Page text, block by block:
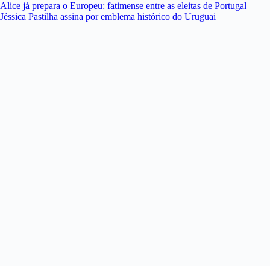
Alice já prepara o Europeu: fatimense entre as eleitas de Portugal
Jéssica Pastilha assina por emblema histórico do Uruguai